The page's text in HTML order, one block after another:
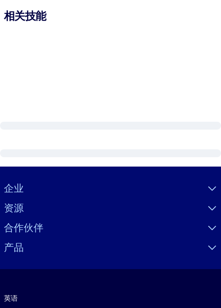
相关技能
Visually hidden Text
企业
资源
合作伙伴
产品
英语